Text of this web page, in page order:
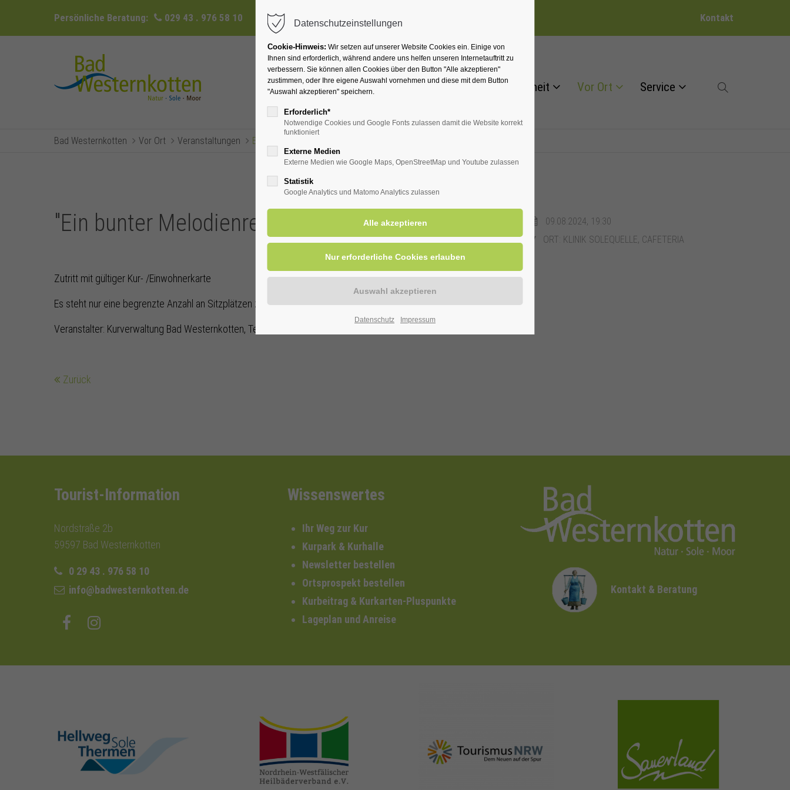
Persönliche Beratung: 029 43 . 976 58 10 info@badwesternkotten.de Kontakt
Ihr Heilbad Übernachten Für Ihre Gesundheit Vor Ort Service
Bad Westernkotten Vor Ort Veranstaltungen Eventsreader (Timeline)
"Ein bunter Melodienreigen" mit Wolfgang Holz
09.08.2024, 19:30
ORT: KLINIK SOLEQUELLE, CAFETERIA
Zutritt mit gültiger Kur- /Einwohnerkarte
Es steht nur eine begrenzte Anzahl an Sitzplätzen zur Verfügung!
Veranstalter: Kurverwaltung Bad Westernkotten, Telefon: 0 29 43 . 976 58 10
Zurück
Tourist-Information
Nordstraße 2b
59597 Bad Westernkotten
0 29 43 . 976 58 10
info@badwesternkotten.de
Wissenswertes
Ihr Weg zur Kur
Kurpark & Kurhalle
Newsletter bestellen
Ortsprospekt bestellen
Kurbeitrag & Kurkarten-Pluspunkte
Lageplan und Anreise
Kontakt & Beratung
hellweg-sole-
thermen.de
heilbaeder.de
nrw-tourismus.de sauerland.com
Datenschutzeinstellungen
Cookie-Hinweis: Wir setzen auf unserer Website Cookies ein. Einige von
Ihnen sind erforderlich, während andere uns helfen unseren Internetauftritt zu
verbessern. Sie können allen Cookies über den Button "Alle akzeptieren"
zustimmen, oder Ihre eigene Auswahl vornehmen und diese mit dem Button
"Auswahl akzeptieren" speichern.
Erforderlich*
Notwendige Cookies und Google Fonts zulassen damit die Website korrekt
funktioniert
Externe Medien
Externe Medien wie Google Maps, OpenStreetMap und Youtube zulassen
Statistik
Google Analytics und Matomo Analytics zulassen
Datenschutz Impressum